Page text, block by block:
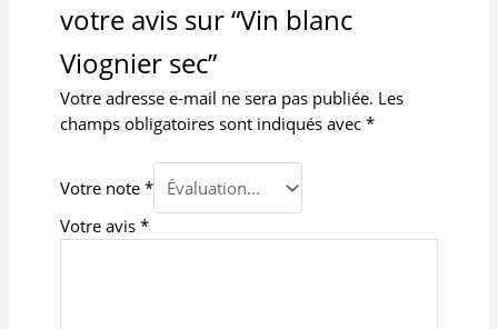
votre avis sur “Vin blanc
Viognier sec”
Votre adresse e-mail ne sera pas publiée. Les
champs obligatoires sont indiqués avec *
Votre note *
Votre avis *